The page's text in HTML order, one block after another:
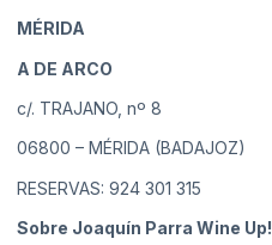
MÉRIDA
A DE ARCO
c/. TRAJANO, nº 8
06800 – MÉRIDA (BADAJOZ)
RESERVAS: 924 301 315
Sobre Joaquín Parra Wine Up!